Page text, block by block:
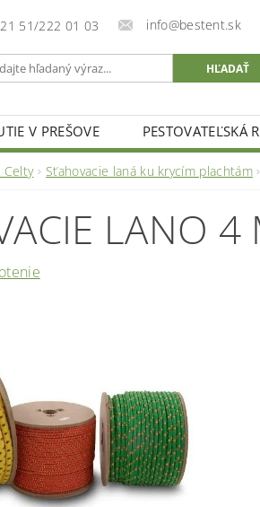
51/222 01 03 info@bestent.sk
V PREŠOVE PESTOVATEĽSKÁ
Celty Sťahovacie laná ku krycím plachtám
LANO 4